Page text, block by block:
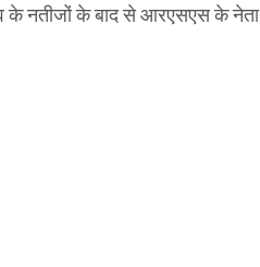
के नतीजों के बाद से आरएसएस के नेता